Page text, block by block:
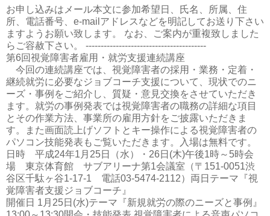
お申し込みはメール本文に参加希望日、氏名、所属、住
所、電話番号、e-mailアドレスなどを明記してお送り下さい
ますようお願い致します。 なお、ご案内が重複致しました
らご容赦下さい。 ----------------------------------------
第6回視覚障害者雇用・就労支援連続講座
今回の連続講座では、視覚障害者の採用・業務・定着・
継続就労に必要なジョブコーチ支援について、現状でのニ
ーズ・事例をご紹介し、質疑・意見交換をさせていただき
ます。就労の事例発表では視覚障害者の職務の詳細な項目
とその作業方法、事業所の雇用方針をご披露いただきま
す。また画面読上げソフトとキー操作による視覚障害者の
パソコン技能発表もご覧いただきます。入場は無料です。
日時 平成24年1月25日（水）・26日(木)午後1時～5時会
場 東京体育館 サブアリーナ第1会議室（〒151-0051渋
谷区千駄ヶ谷1-17-1 電話03-5474-2112）両日テーマ『視
覚障害者支援ジョブコーチ』
開催日 1月25日(水)テーマ『新規就労の際のニーズと事例』